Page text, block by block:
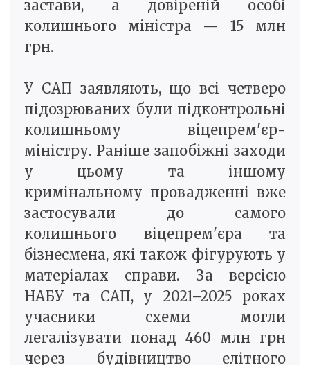
застави, а довіреній особі
колишнього міністра — 15 млн
грн.
У САП заявляють, що всі четверо
підозрюваних були підконтрольні
колишньому віцепрем'єр-
міністру. Раніше запобіжні заходи
у цьому та іншому
кримінальному провадженні вже
застосували до самого
колишнього віцепрем'єра та
бізнесмена, які також фігурують у
матеріалах справи. За версією
НАБУ та САП, у 2021–2025 роках
учасники схеми могли
легалізувати понад 460 млн грн
через будівництво елітного